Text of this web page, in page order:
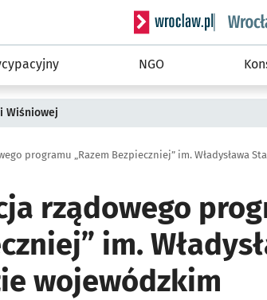
Serwis informacyjny
NGO
Wiśniowej
rządowego
im.
wojewódzkim